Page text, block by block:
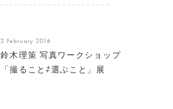
2 February 2016
鈴木理策 写真ワークショップ
「撮ること⇄選ぶこと」展